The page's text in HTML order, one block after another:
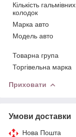
Кількість гальмівних
колодок
Марка авто
Модель авто
Товарна група
Торгівельна марка
Приховати
Умови доставки
Нова Пошта